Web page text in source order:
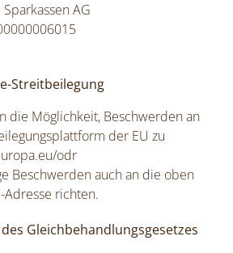
AG
Streitbeilegung
die Möglichkeit, Beschwerden an
der EU zu
odr
Beschwerden auch an die oben
Adresse richten.
Gleichbehandlungsgesetzes